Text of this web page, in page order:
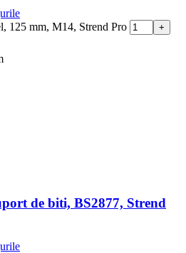
125 mm, M14, Strend Pro
de biti, BS2877, Strend